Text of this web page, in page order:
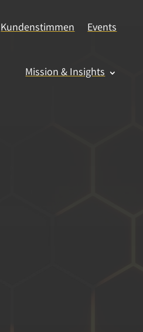
Kundenstimmen Events
Mission & Insights